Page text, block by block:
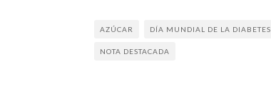
AZÚCAR DÍA MUNDIAL DE LA DIABETES
NOTA DESTACADA